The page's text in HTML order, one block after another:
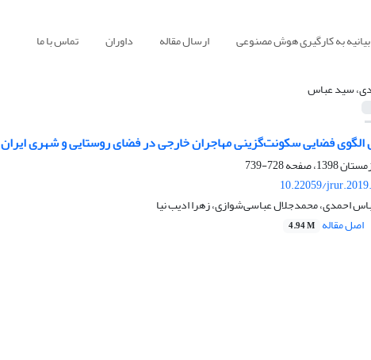
بیانیه به کارگیری هوش مصنوعی ارسال مقاله داوران تماس با ما
سید عباس
الگوی فضایی سکونت‌گزینی مهاجران خارجی در فضای روستایی و شهری ایران
728-739
10.22059/
احمدی، محمدجلال عباسی‌شوازی، زهرا ادیب نیا
اصل مقاله 4.94 M